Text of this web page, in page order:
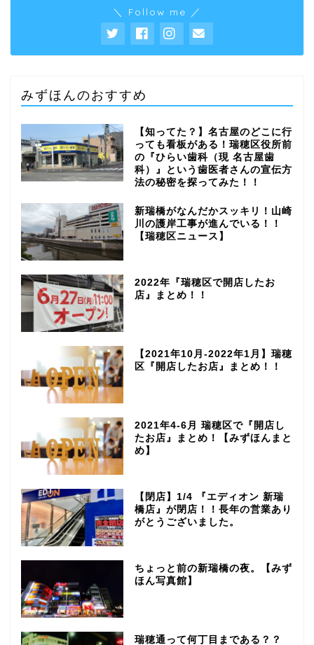
＼ Follow me ／
みずほんのおすすめ
【知ってた？】名古屋のどこに行
っても看板がある！瑞穂区役所前
の『ひらい歯科（現 名古屋歯
科）』という歯医者さんの宣伝方
法の秘密を探ってみた！！
新瑞橋がなんだかスッキリ！山崎
川の護岸工事が進んでいる！！
【瑞穂区ニュース】
2022年『瑞穂区で開店したお
店』まとめ！！
【2021年10月-2022年1月】瑞穂
区『開店したお店』まとめ！！
2021年4-6月 瑞穂区で『開店し
たお店』まとめ！【みずほんまと
め】
【閉店】1/4 『エディオン 新瑞
橋店』が閉店！！長年の営業あり
がとうございました。
ちょっと前の新瑞橋の夜。【みず
ほん写真館】
瑞穂通って何丁目まである？？